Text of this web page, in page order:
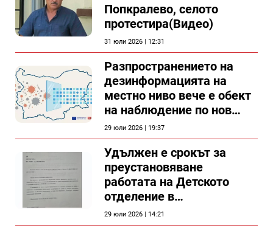
Попкралево, селото
протестира(Видео)
31 юли 2026 | 12:31
Разпространението на
дезинформацията на
местно ниво вече е обект
на наблюдение по нов
проект
29 юли 2026 | 19:37
Удължен е срокът за
преустановяване
работата на Детското
отделение в
силистренската болница
29 юли 2026 | 14:21